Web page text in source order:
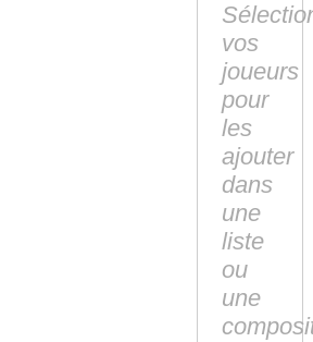
vos
joueurs
pour
les
ajouter
dans
une
liste
ou
une